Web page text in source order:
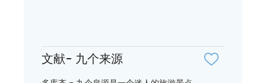
文献- 九个来源